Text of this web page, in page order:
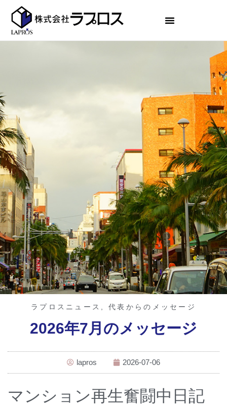
ラプロスニュース 代表からのメッセージ
2026年7月のメッセージ
lapros 2026-07-06
マンション再生奮闘中日記